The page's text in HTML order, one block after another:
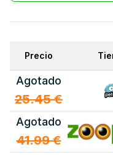
Precio
Agotado
25.45 €
Agotado
41.99 €